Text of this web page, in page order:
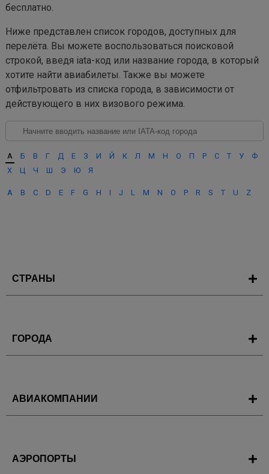
бесплатно.
Ниже представлен список городов, доступных для
перелёта. Вы можете воспользоваться поисковой
строкой, введя iata-код или название города, в который
хотите найти авиабилеты. Также вы можете
отфильтровать из списка города, в зависимости от
действующего в них визового режима.
А Б В Г Д Е З И Й К Л М Н О П Р С Т У
Ф
Х
Ц Ч Ш Э Ю Я
A B C D E F G H I J L M N O P R S T U Z
СТРАНЫ
ГОРОДА
АВИАКОМПАНИИ
АЭРОПОРТЫ